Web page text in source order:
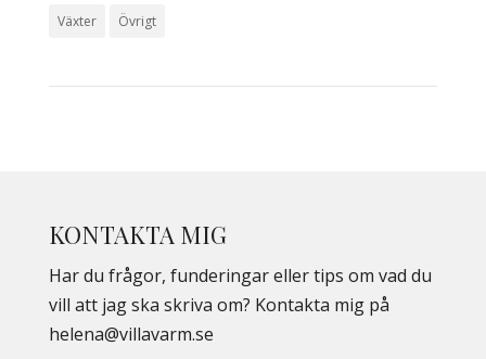
Växter Övrigt
KONTAKTA MIG
Har du frågor, funderingar eller tips om vad du
vill att jag ska skriva om? Kontakta mig på
helena@villavarm.se